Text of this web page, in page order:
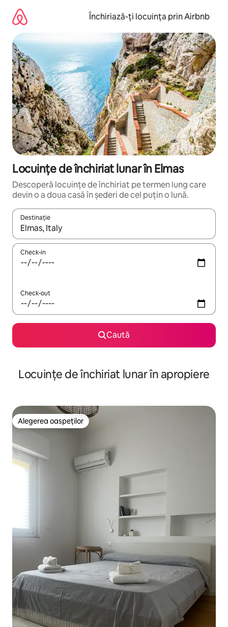
mergi
conținut
Închiriază-ți locuința prin Airbnb
Locuințe de închiriat lunar în Elmas
Descoperă locuințe de închiriat pe termen lung care
devin o a doua casă în șederi de cel puțin o lună.
Destinație
Când se încarcă rezultatele, navighează folosind tastele
Check-in
Check-out
Caută
Locuințe de închiriat lunar în apropiere
Alegerea oaspeților
Alegerea oaspeților